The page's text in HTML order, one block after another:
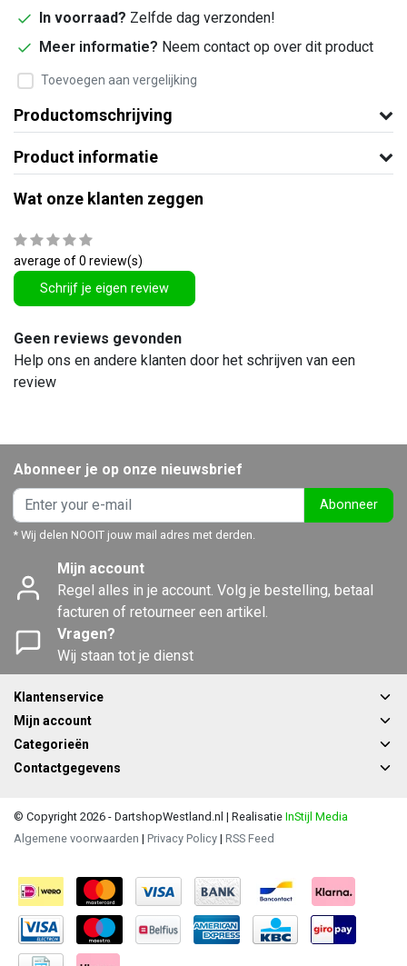
In voorraad? Zelfde dag verzonden!
Meer informatie? Neem contact op over dit product
Toevoegen aan vergelijking
Productomschrijving
Product informatie
Wat onze klanten zeggen
average of 0 review(s)
Schrijf je eigen review
Geen reviews gevonden
Help ons en andere klanten door het schrijven van een
review
Abonneer je op onze nieuwsbrief
Abonneer
* Wij delen NOOIT jouw mail adres met derden.
Mijn account
Regel alles in je account. Volg je bestelling, betaal
facturen of retourneer een artikel.
Vragen?
Wij staan tot je dienst
Klantenservice
Mijn account
Categorieën
Contactgegevens
© Copyright 2026 - DartshopWestland.nl | Realisatie InStijl Media
Algemene voorwaarden | Privacy Policy | RSS Feed